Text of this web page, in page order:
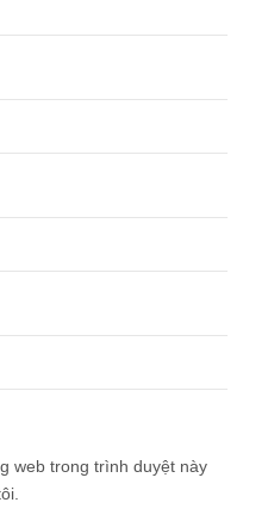
web trong trình duyệt này